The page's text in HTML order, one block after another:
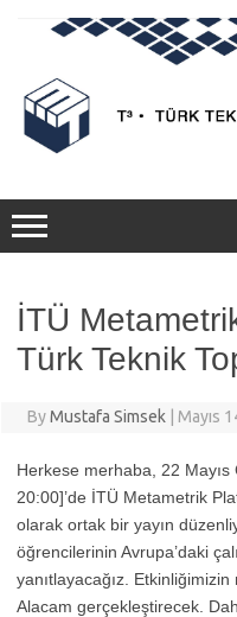
İTÜ
Türk Teknik
ByMustafa Simsek Mayıs
Herkese merhaba, 22
20:00]’de İTÜ Metametrik
olarak ortak bir yayın
öğrencilerinin Avrupa’daki
yanıtlayacağız.
Alacam gerçekleştirecek.